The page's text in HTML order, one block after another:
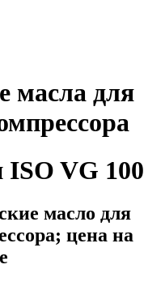
масла для
ISO VG 100
масло для
цена на